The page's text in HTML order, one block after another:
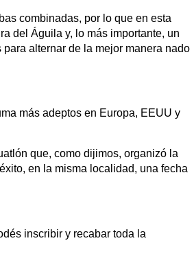
combinadas, por lo que en esta
del Águila y, lo más importante, un
alternar de la mejor manera nado
más adeptos en Europa, EEUU y
que, como dijimos, organizó la
en la misma localidad, una fecha
inscribir y recabar toda la